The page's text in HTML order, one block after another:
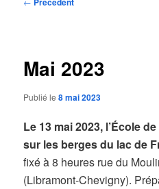
Mai 2023
Publié le8 mai 2023
Le 13 mai 2023, l’École
sur les berges du lac de
fixé à 8 heures rue du
(Libramont-Chevigny).